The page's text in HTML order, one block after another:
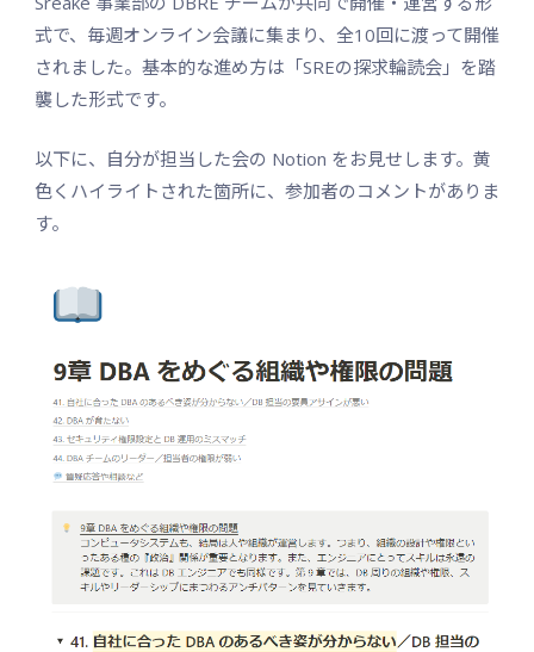
式で、毎週オンライン会議に集まり、全10回に渡って開催
されました。基本的な進め方は「SREの探求輪読会」を踏
襲した形式です。
以下に、自分が担当した会の Notion をお見せします。黄
色くハイライトされた箇所に、参加者のコメントがありま
す。